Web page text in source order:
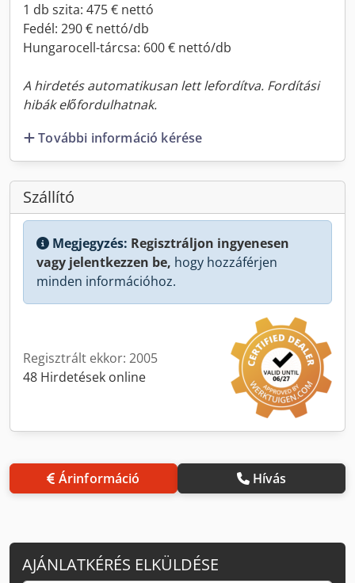
1 db szita: 475 € nettó
Fedél: 290 € nettó/db
Hungarocell-tárcsa: 600 € nettó/db
A hirdetés automatikusan lett lefordítva. Fordítási
hibák előfordulhatnak.
További információ kérése
Szállító
Megjegyzés: Regisztráljon ingyenesen
vagy jelentkezzen be, hogy hozzáférjen
minden információhoz.
Regisztrált ekkor: 2005
48 Hirdetések online
Árinformáció Hívás
AJÁNLATKÉRÉS ELKÜLDÉSE